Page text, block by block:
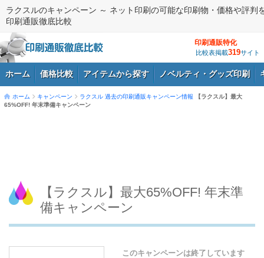
ラクスルのキャンペーン ～ ネット印刷の可能な印刷物・価格や評判
印刷通販徹底比較
印刷通販特化
比較表掲載319サイト
ホーム 価格比較 アイテムから探す ノベルティ・グッズ印刷
ホーム キャンペーン ラクスル 過去の印刷通販キャンペーン情報
【ラクスル】最大
65%OFF! 年末準備キャンペーン
【ラクスル】最大65%OFF! 年末準
備キャンペーン
このキャンペーンは終了しています